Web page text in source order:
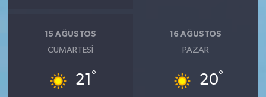
15 AĞUSTOS
CUMARTESI
21 °
16 AĞUSTOS
PAZAR
20°